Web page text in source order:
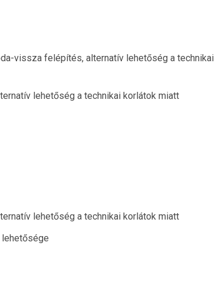
vissza felépítés, alternatív lehetőség a technikai
lehetőség a technikai korlátok miatt
lehetőség a technikai korlátok miatt